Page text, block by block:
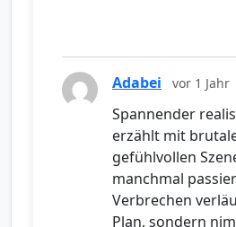
Adabei vor 1 Jahr
Spannender
erzählt mit
gefühlvollen
manchmal
Verbrechen
Plan, sondern